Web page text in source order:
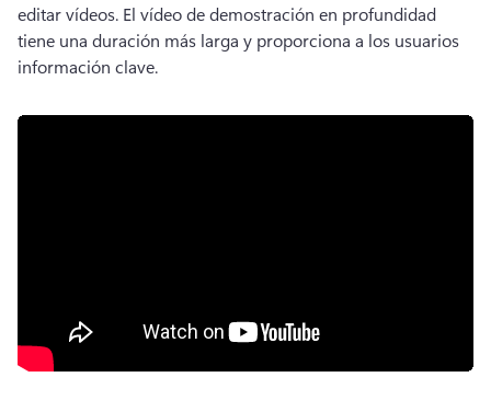
editar vídeos. El vídeo de demostración en profundidad
tiene una duración más larga y proporciona a los usuarios
información clave.